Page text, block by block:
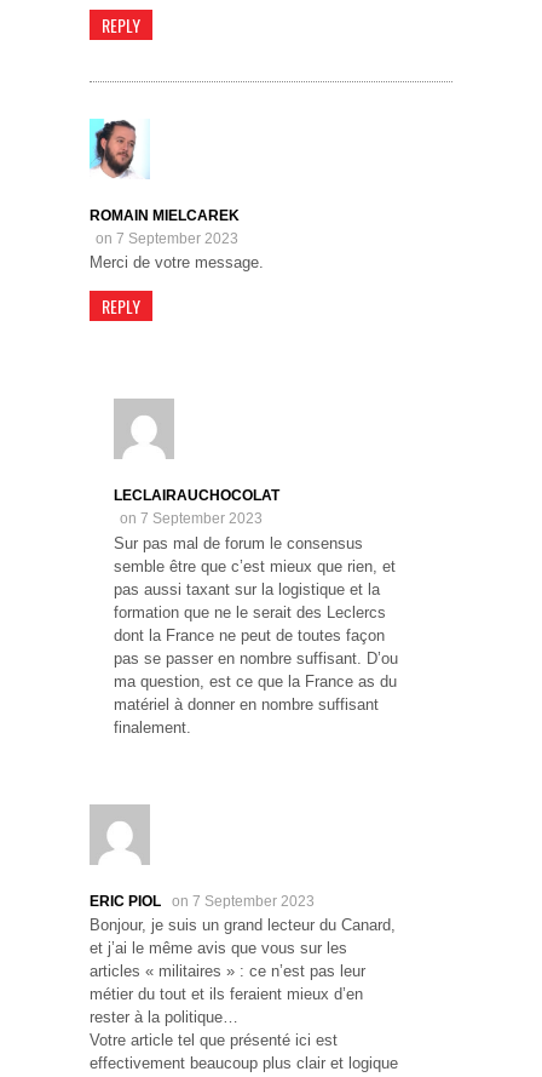
REPLY
ROMAIN MIELCAREK
on 7 September 2023
Merci de votre message.
REPLY
LECLAIRAUCHOCOLAT
on 7 September 2023
Sur pas mal de forum le consensus
semble être que c’est mieux que rien, et
pas aussi taxant sur la logistique et la
formation que ne le serait des Leclercs
dont la France ne peut de toutes façon
pas se passer en nombre suffisant. D’ou
ma question, est ce que la France as du
matériel à donner en nombre suffisant
finalement.
ERIC PIOL on 7 September 2023
Bonjour, je suis un grand lecteur du Canard,
et j’ai le même avis que vous sur les
articles « militaires » : ce n’est pas leur
métier du tout et ils feraient mieux d’en
rester à la politique…
Votre article tel que présenté ici est
effectivement beaucoup plus clair et logique